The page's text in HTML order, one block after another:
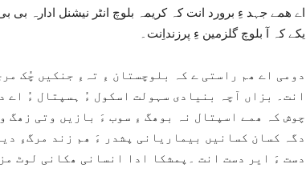
اے ھمے جہد ءِ برورد انت کہ کریمہ بلوچ انٹر نیشنل ادارہ بی
یکے کہ آ بلوچ گلزمین ءِ پرزنداِنت۔
دومی اے ھم راستی ے کہ بلوچستان ءِ تہءِ جنکیں چُک
انت۔ بزاں آچہ بنیادی سہولت اسکول ءُ ہسپتال ءُ
چوش کہ ھمے اسپتال نہ بوھگ ءِ سوب ءَ بازیں وتی زھگ
دگہ کسان کسانیں بیماریانی پشدر ءَ ھم زند مرگءِ
دست ءَ ایر دست انت ۔پمشکا ادا انسانی ھکانی لوٹ